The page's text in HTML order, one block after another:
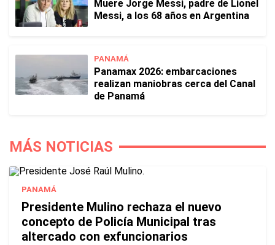
Muere Jorge Messi, padre de Lionel
Messi, a los 68 años en Argentina
PANAMÁ
Panamax 2026: embarcaciones
realizan maniobras cerca del Canal
de Panamá
MÁS NOTICIAS
PANAMÁ
Presidente Mulino rechaza el nuevo
concepto de Policía Municipal tras
altercado con exfuncionarios